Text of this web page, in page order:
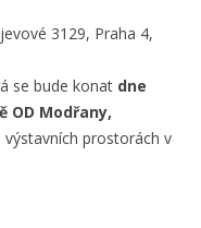
3129, Praha 4,
se bude konat dne
OD Modřany,
výstavních prostorách v